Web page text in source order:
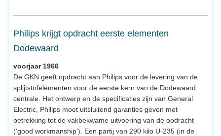
Philips krijgt opdracht eerste elementen
Dodewaard
voorjaar 1966
De GKN geeft opdracht aan Philips voor de levering van de
splijtstofelementen voor de eerste kern van de Dodewaard
centrale. Het ontwerp en de specificaties zijn van General
Electric, Philips moet uitsluitend garanties geven met
betrekking tot de vakbekwame uitvoering van de opdracht
(‘good workmanship’). Een partij van 290 kilo U-235 (in de